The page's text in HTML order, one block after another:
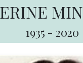
1935 - 2020